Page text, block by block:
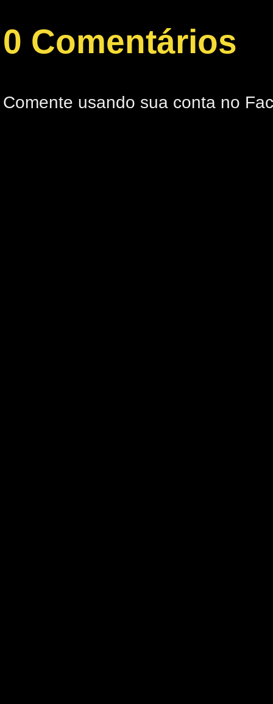
0 Comentários
Comente usando sua conta no